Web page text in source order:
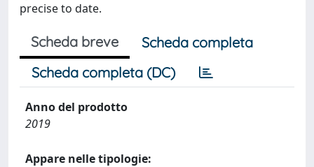
precise to date.
Scheda breve
Scheda completa
Scheda completa (DC)
Anno del prodotto
2019
Appare nelle tipologie: